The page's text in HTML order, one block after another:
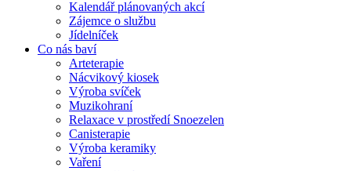
Kalendář plánovaných akcí
Zájemce o službu
Jídelníček
Co nás baví
Arteterapie
Nácvikový kiosek
Výroba svíček
Muzikohraní
Relaxace v prostředí Snoezelen
Canisterapie
Výroba keramiky
Vaření